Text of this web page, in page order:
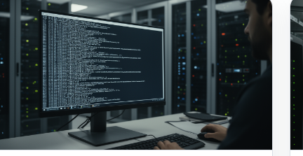
современные стандарты Wayland. Тема Air
возвращается с улучшенной читаемостью
благодаря эффектам...